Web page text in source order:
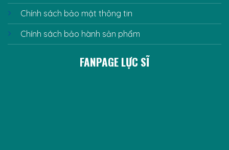
Chính sách bảo mật thông tin
Chính sách bảo hành sản phẩm
FANPAGE LỰC SĨ